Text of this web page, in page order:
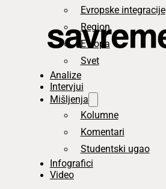
Evropske integracije
Region
Evropa
Svet
Analize
Intervjui
Mišljenja
Kolumne
Komentari
Studentski ugao
Infografici
Video